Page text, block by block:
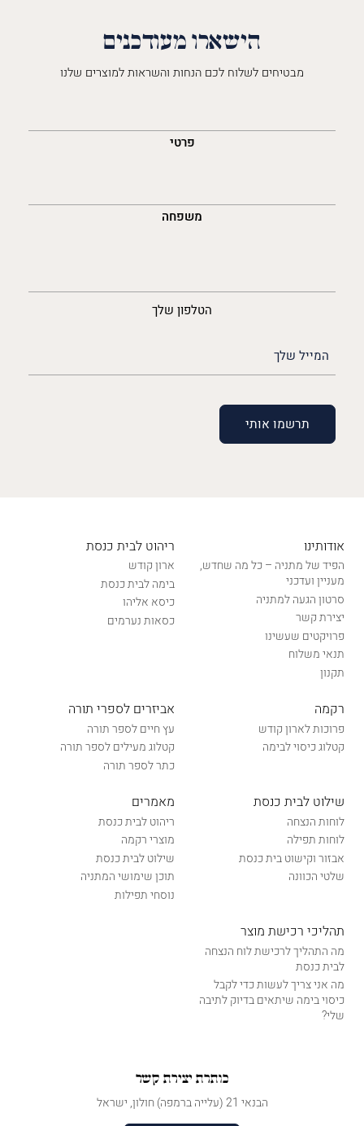
הישארו מעודכנים
מבטיחים לשלוח לכם הנחות והשראות למוצרים שלנו
פרטי
משפחה
הטלפון שלך
(חובה)
אודותינו
הפיד של מתניה – כל מה שחדש,
מעניין ועדכני
סרטון הגעה למתניה
יצירת קשר
פרויקטים שעשינו
תנאי משלוח
תקנון
ריהוט לבית כנסת
ארון קודש
בימה לבית כנסת
כיסא אליהו
כסאות נערמים
רקמה
פרוכות לארון קודש
קטלוג כיסוי לבימה
אביזרים לספרי תורה
עץ חיים לספר תורה
קטלוג מעילים לספר תורה
כתר לספר תורה
שילוט לבית כנסת
לוחות הנצחה
לוחות תפילה
אבזור וקישוט בית כנסת
שלטי הכוונה
מאמרים
ריהוט לבית כנסת
מוצרי רקמה
שילוט לבית כנסת
תוכן שימושי המתניה
נוסחי תפילות
תהליכי רכישת מוצר
מה התהליך לרכישת לוח הנצחה
לבית כנסת
מה אני צריך לעשות כדי לקבל
כיסוי בימה שיתאים בדיוק לתיבה
שלי?
כותרת יצירת קשר
הבנאי 21 (עלייה ברמפה) חולון, ישראל